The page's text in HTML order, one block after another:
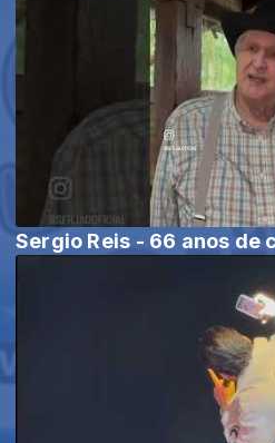
Sergio Reis - 66 anos